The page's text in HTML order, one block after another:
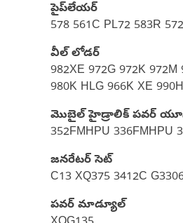
పైప్‌లేయర్
578 561C PL72 583R
వీల్ లోడర్
982XE 972G 972K
980K HLG 966K XE
మొబైల్ హైడ్రాలిక్ పవర్
352FMHPU 336FMHPU
జనరేటర్ సెట్
C13 XQ375 3412C
పవర్ మాడ్యూల్